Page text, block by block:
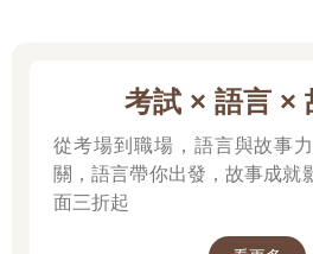
考試 × 語言 ×
從考場到職場，語言與故事
關，語言帶你出發，故事成就影響力 語
面三折起